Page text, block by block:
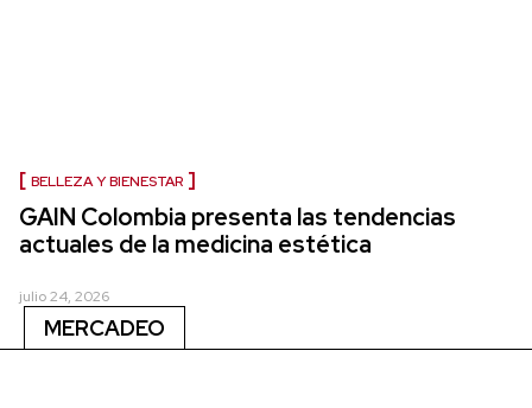
BELLEZA Y BIENESTAR
GAIN Colombia presenta las tendencias
actuales de la medicina estética
julio 24, 2026
MERCADEO